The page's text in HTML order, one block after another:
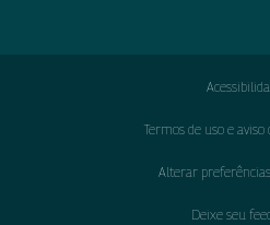
Termos de uso e aviso
Alterar
Deixe seu